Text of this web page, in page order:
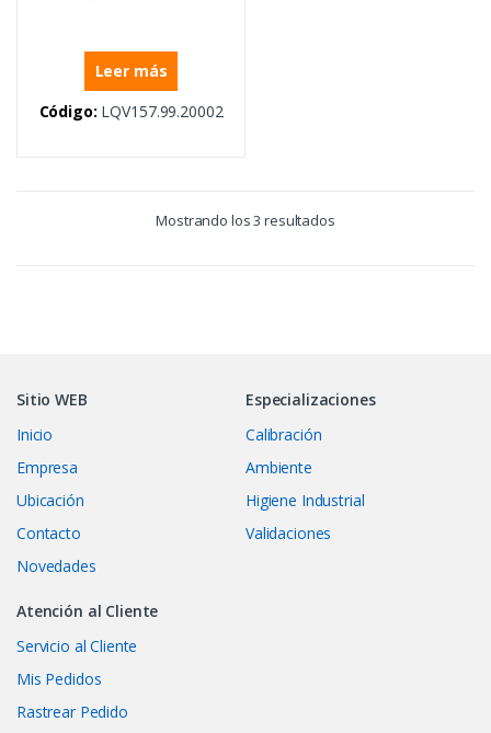
Leer más
Código: LQV157.99.20002
Mostrando los 3 resultados
Sitio WEB
Inicio
Empresa
Ubicación
Contacto
Novedades
Especializaciones
Calibración
Ambiente
Higiene Industrial
Validaciones
Atención al Cliente
Servicio al Cliente
Mis Pedidos
Rastrear Pedido